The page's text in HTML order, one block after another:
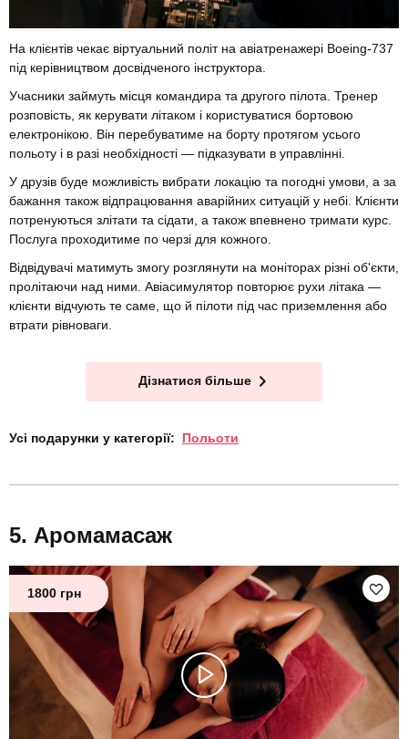
На клієнтів чекає віртуальний політ на авіатренажері Boeing-737
під керівництвом досвідченого інструктора.
Учасники займуть місця командира та другого пілота. Тренер
розповість, як керувати літаком і користуватися бортовою
електронікою. Він перебуватиме на борту протягом усього
польоту і в разі необхідності — підказувати в управлінні.
У друзів буде можливість вибрати локацію та погодні умови, а за
бажання також відпрацювання аварійних ситуацій у небі. Клієнти
потренуються злітати та сідати, а також впевнено тримати курс.
Послуга проходитиме по черзі для кожного.
Відвідувачі матимуть змогу розглянути на моніторах різні об'єкти,
пролітаючи над ними. Авіасимулятор повторює рухи літака —
клієнти відчують те саме, що й пілоти під час приземлення або
втрати рівноваги.
Дізнатися більше
Усі подарунки у категорії: Польоти
Аромамасаж
1800 грн